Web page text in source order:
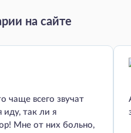
на сайте
чаще всего звучат
иду, так ли я
Мне от них больно,